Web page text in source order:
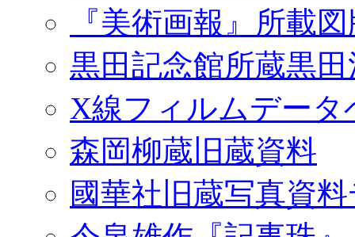
『美術画報』所載
黒田記念館所蔵黒
X線フィルムデータ
森岡柳蔵旧蔵資料
國華社旧蔵写真資